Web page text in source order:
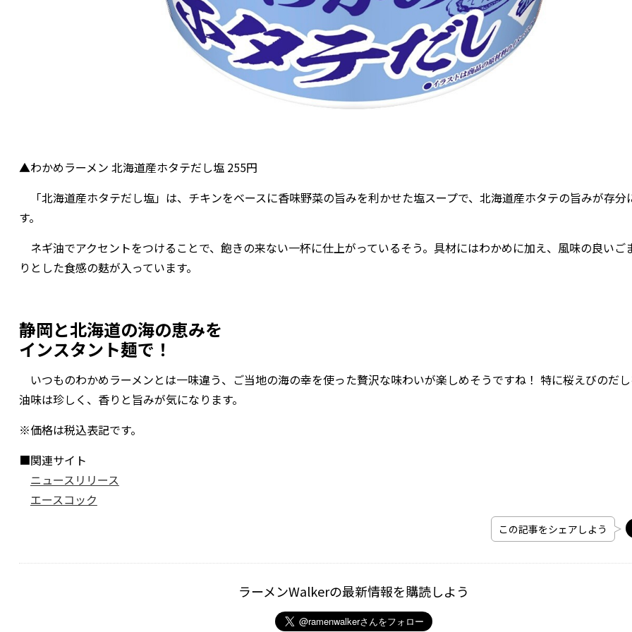
▲わかめラーメン 北海道産ホタテだし塩 255円
「北海道産ホタテだし塩」は、チキンをベースに香味野菜の旨みを利かせた塩スープで、北海道産ホタテの旨みが存分
す。
ネギ油でアクセントをつけることで、飽きの来ない一杯に仕上がっているそう。具材にはわかめに加え、風味の良いご
りとした食感の麸が入っています。
静岡と北海道の海の恵みを
インスタント麺で！
いつものわかめラーメンとは一味違う、ご当地の海の幸を使った贅沢な味わいが楽しめそうですね！ 特に桜えびのだ
油味は珍しく、香りと旨みが気になります。
※価格は税込表記です。
■関連サイト
ニュースリリース
エースコック
この記事をシェアしよう
ラーメンWalkerの最新情報を購読しよう